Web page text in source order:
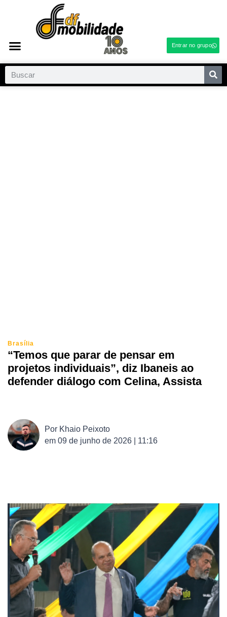
Entrar no grupo
Brasília
“Temos que parar de pensar em
projetos individuais”, diz Ibaneis ao
defender diálogo com Celina, Assista
Por Khaio Peixoto
em 09 de junho de 2026 | 11:16